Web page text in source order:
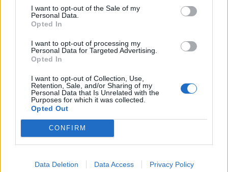
I want to opt-out of the Sale of my
Personal Data.
Opted In
I want to opt-out of processing my
Personal Data for Targeted Advertising.
Opted In
I want to opt-out of Collection, Use,
Retention, Sale, and/or Sharing of my
Personal Data that Is Unrelated with the
Purposes for which it was collected.
Opted Out
CONFIRM
Data Deletion Data Access Privacy Policy
Esim for Global|Esim for Europe|Esim for Caribbean
Esim for USA| Esim for Italy|Esim for Spain
for Turkey|Esim for Germany|Esim for Greece|Esim
Esim for World Cup 2026
for China| Esim for United Kingdom |Esim for Africa